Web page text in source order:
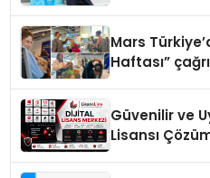
Mars
Haftası”
Güvenilir ve
Lisansı